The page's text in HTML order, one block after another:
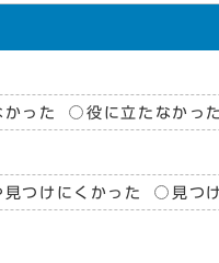
かった 役に立たなかっ
見つけにくかった 見つ